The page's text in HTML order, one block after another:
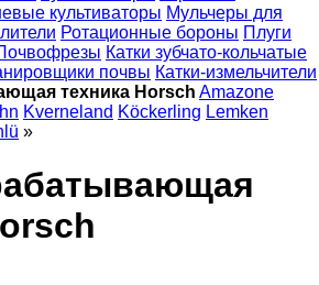
культиваторы Мульчеры для
Ротационные бороны Плуги
Катки зубчато-кольчатые
почвы Катки-измельчители
техника Horsch Amazone
Kverneland Köckerling Lemken
»